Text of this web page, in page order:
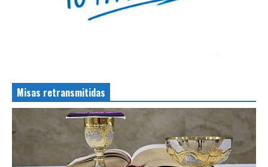
Misas retransmitidas